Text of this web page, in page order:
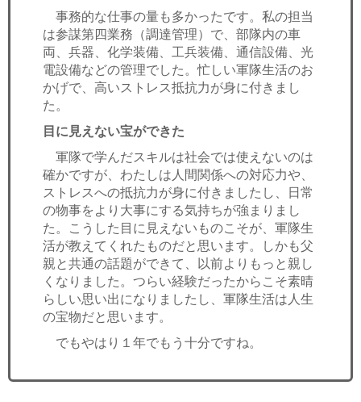
事務的な仕事の量も多かったです。私の担当
は参謀第四業務（調達管理）で、部隊内の車
両、兵器、化学装備、工兵装備、通信設備、光
電設備などの管理でした。忙しい軍隊生活のお
かげで、高いストレス抵抗力が身に付きまし
た。
目に見えない宝ができた
軍隊で学んだスキルは社会では使えないのは
確かですが、わたしは人間関係への対応力や、
ストレスへの抵抗力が身に付きましたし、日常
の物事をより大事にする気持ちが強まりまし
た。こうした目に見えないものこそが、軍隊生
活が教えてくれたものだと思います。しかも父
親と共通の話題ができて、以前よりもっと親し
くなりました。つらい経験だったからこそ素晴
らしい思い出になりましたし、軍隊生活は人生
の宝物だと思います。
でもやはり１年でもう十分ですね。